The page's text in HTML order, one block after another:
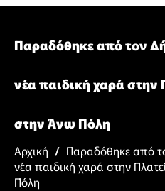
Παραδόθηκε από τον
νέα παιδική χαρά στην
στην Άνω Πόλη
Αρχική / Παραδόθηκε από
νέα παιδική χαρά στην
Πόλη